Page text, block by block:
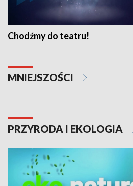
Chodźmy do teatru!
MNIEJSZOŚCI
PRZYRODA I EKOLOGIA